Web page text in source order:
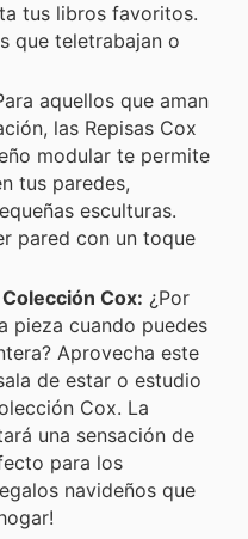
tus libros favoritos.
que teletrabajan o
aquellos que aman
las Repisas Cox
modular te permite
tus paredes,
esculturas.
pared con un toque
Cox: ¿Por
pieza cuando puedes
Aprovecha este
de estar o estudio
Cox. La
una sensación de
para los
navideños que